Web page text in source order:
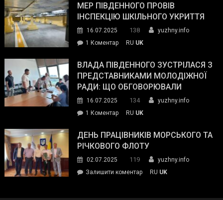
органів:
«Наш
спільний
окупанти.
Маємо
діяти
команда
ДСНС
власноруч
пожежу
у
МЕР ПІВДЕННОГО ПРОВІВ
ІНСПЕКЦІЮ ШКІЛЬНОГО УКРИТТЯ
16.07.2025 138
yuzhny.info
1 Коментардо
Південного
провів
інспекцію
укриття
RU UK
ВЛАДА ПІВДЕННОГО ЗУСТРІЛАСЯ З
ПРЕДСТАВНИКАМИ МОЛОДІЖНОЇ
РАДИ: ЩО ОБГОВОРЮВАЛИ
16.07.2025 134
yuzhny.info
1 Коментардо
Південного
зустрілася
представниками
молодіжної
RU UK
ДЕНЬ ПРАЦІВНИКІВ МОРСЬКОГО ТА
РІЧКОВОГО ФЛОТУ
02.07.2025 119
yuzhny.info
Залишити коментарon
RU UK